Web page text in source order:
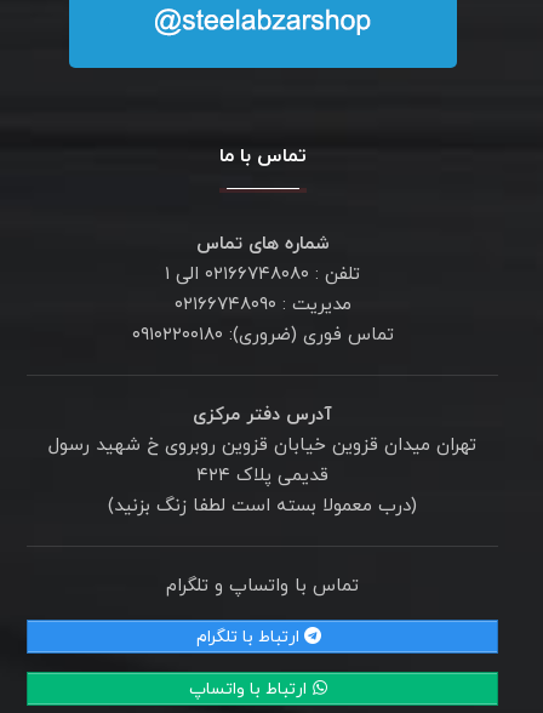
تماس با ما
شماره های تماس
تلفن : ۰۲۱۶۶۷۴۸۰۸۰ الی ۱
مدیریت : ۰۲۱۶۶۷۴۸۰۹۰
تماس فوری (ضروری): ۰۹۱۰۲۲۰۰۱۸۰
آدرس دفتر مرکزی
تهران میدان قزوین خیابان قزوین روبروی خ شهید رسول
قدیمی پلاک ۴۲۴
(درب معمولا بسته است لطفا زنگ بزنید)
تماس با واتساپ و تلگرام
ارتباط با تلگرام
ارتباط با واتساپ